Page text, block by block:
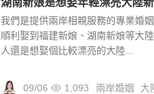
湖南新娘是想娶年輕漂亮大陸
我們是提供兩岸相親服務的專業婚
順利娶到福建新娘、湖南新娘等大
人還是想娶個比較漂亮的大陸...
09/06 1,093 兩岸婚姻 大